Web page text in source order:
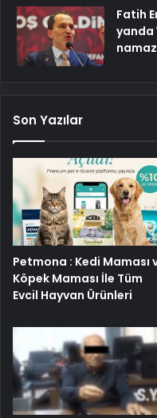
Fatih
yanda
namaz
Son Yazılar
Petmona : Kedi Maması
Köpek Maması İle Tüm
Evcil Hayvan Ürünleri